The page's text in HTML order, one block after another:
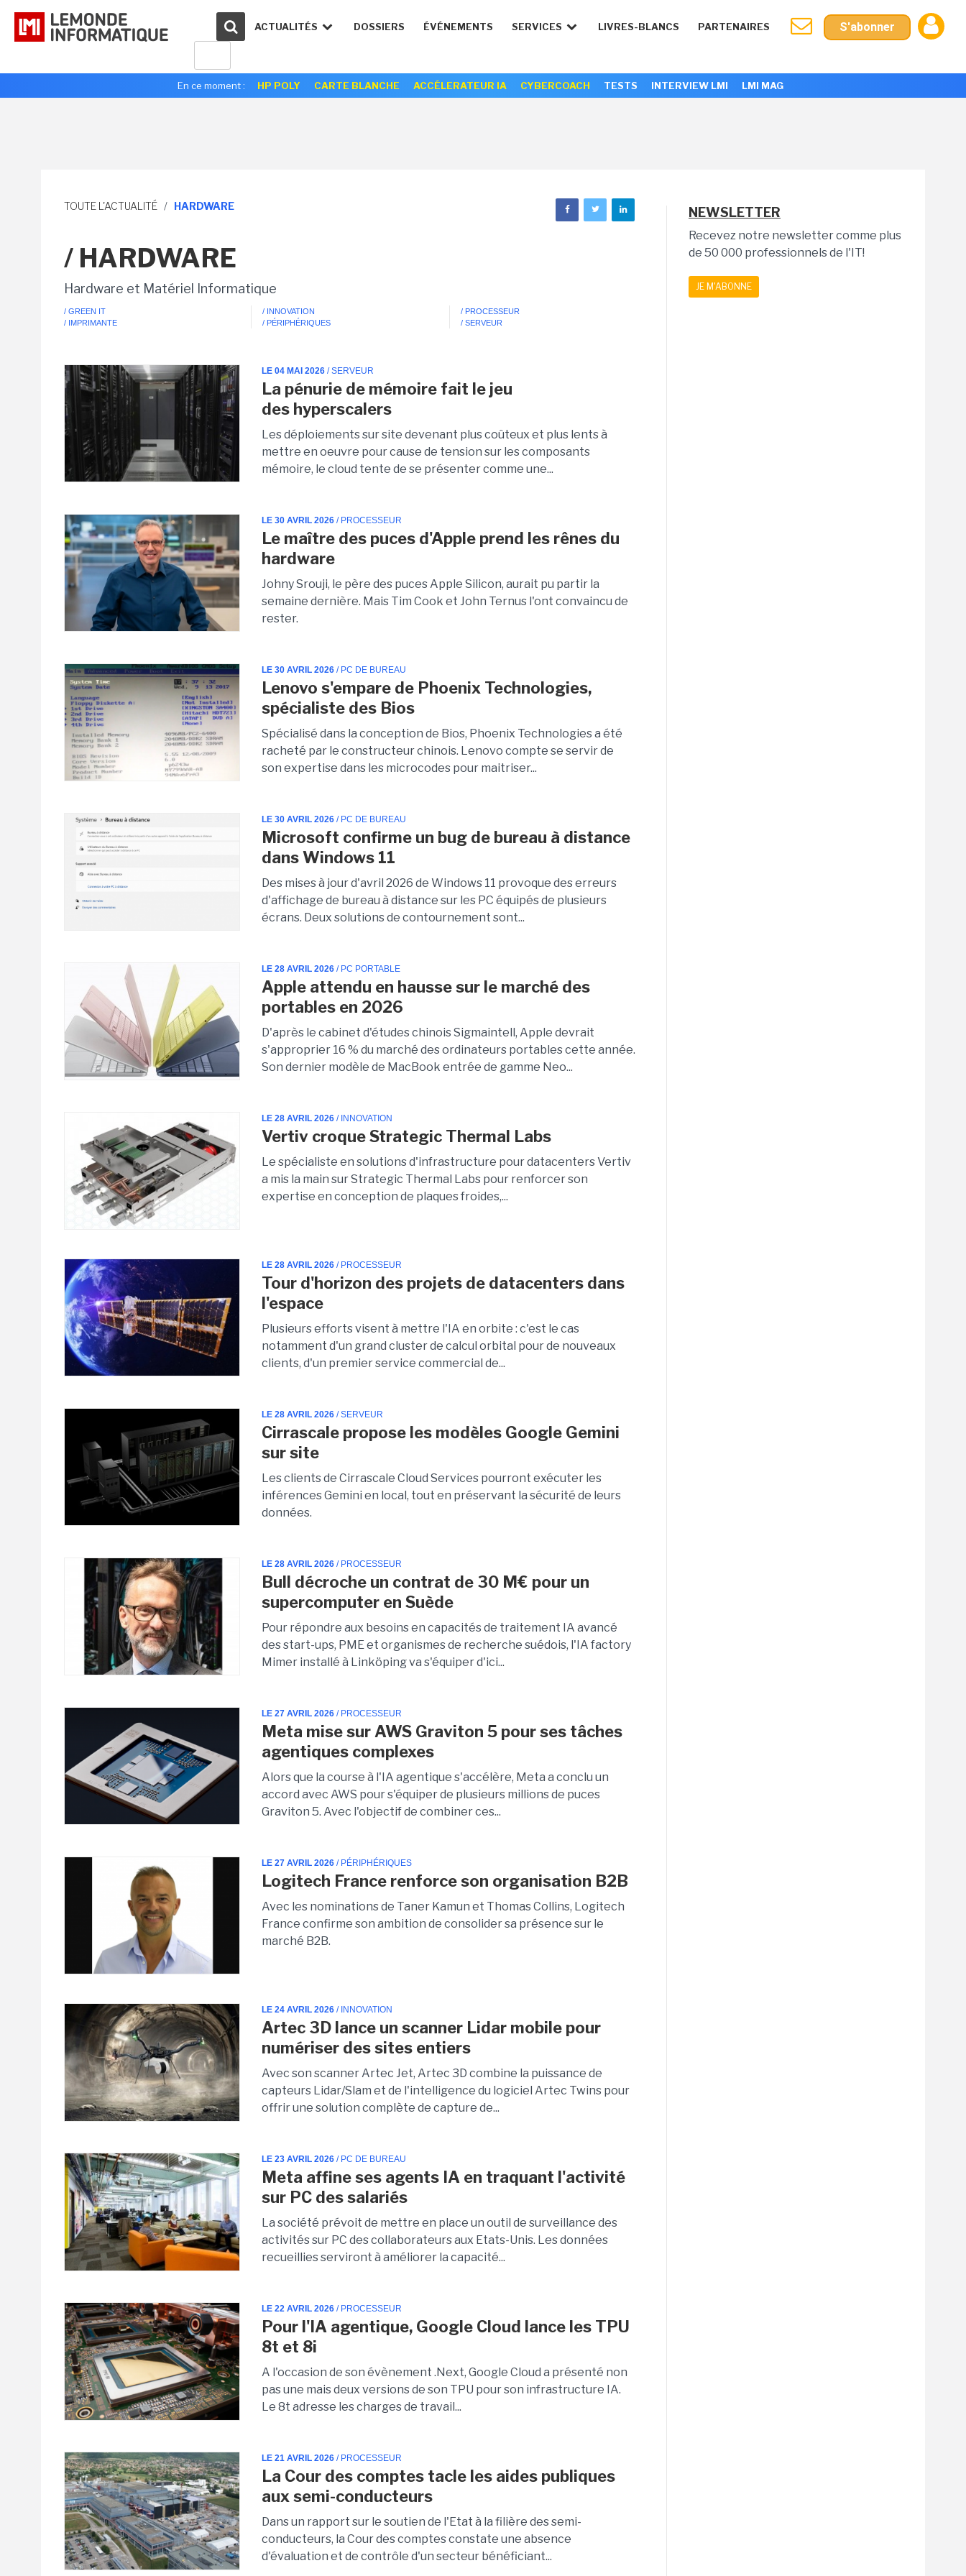
ACTUALITÉS DOSSIERS ÉVÉNEMENTS SERVICES LIVRES-BLANCS PARTENAIRES S'abonner
En ce moment : HP POLY CARTE BLANCHE ACCÉLERATEUR IA CYBERCOACH TESTS INTERVIEW LMI LMI MAG
TOUTE L'ACTUALITÉ / HARDWARE
/ HARDWARE
Hardware et Matériel Informatique
/ GREEN IT
/ IMPRIMANTE
/ INNOVATION
/ PÉRIPHÉRIQUES
/ PROCESSEUR
/ SERVEUR
LE 04 MAI 2026 / SERVEUR
La pénurie de mémoire fait le jeu
des hyperscalers
Les déploiements sur site devenant plus coûteux et plus lents à
mettre en oeuvre pour cause de tension sur les composants
mémoire, le cloud tente de se présenter comme une...
LE 30 AVRIL 2026 / PROCESSEUR
Le maître des puces d'Apple prend les rênes du
hardware
Johny Srouji, le père des puces Apple Silicon, aurait pu partir la
semaine dernière. Mais Tim Cook et John Ternus l'ont convaincu de
rester.
LE 30 AVRIL 2026 / PC DE BUREAU
Lenovo s'empare de Phoenix Technologies,
spécialiste des Bios
Spécialisé dans la conception de Bios, Phoenix Technologies a été
racheté par le constructeur chinois. Lenovo compte se servir de
son expertise dans les microcodes pour maitriser...
LE 30 AVRIL 2026 / PC DE BUREAU
Microsoft confirme un bug de bureau à distance
dans Windows 11
Des mises à jour d'avril 2026 de Windows 11 provoque des erreurs
d'affichage de bureau à distance sur les PC équipés de plusieurs
écrans. Deux solutions de contournement sont...
LE 28 AVRIL 2026 / PC PORTABLE
Apple attendu en hausse sur le marché des
portables en 2026
D'après le cabinet d'études chinois Sigmaintell, Apple devrait
s'approprier 16 % du marché des ordinateurs portables cette année.
Son dernier modèle de MacBook entrée de gamme Neo...
LE 28 AVRIL 2026 / INNOVATION
Vertiv croque Strategic Thermal Labs
Le spécialiste en solutions d'infrastructure pour datacenters Vertiv
a mis la main sur Strategic Thermal Labs pour renforcer son
expertise en conception de plaques froides,...
LE 28 AVRIL 2026 / PROCESSEUR
Tour d'horizon des projets de datacenters dans
l'espace
Plusieurs efforts visent à mettre l'IA en orbite : c'est le cas
notamment d'un grand cluster de calcul orbital pour de nouveaux
clients, d'un premier service commercial de...
LE 28 AVRIL 2026 / SERVEUR
Cirrascale propose les modèles Google Gemini
sur site
Les clients de Cirrascale Cloud Services pourront exécuter les
inférences Gemini en local, tout en préservant la sécurité de leurs
données.
LE 28 AVRIL 2026 / PROCESSEUR
Bull décroche un contrat de 30 M€ pour un
supercomputer en Suède
Pour répondre aux besoins en capacités de traitement IA avancé
des start-ups, PME et organismes de recherche suédois, l'IA factory
Mimer installé à Linköping va s'équiper d'ici...
LE 27 AVRIL 2026 / PROCESSEUR
Meta mise sur AWS Graviton 5 pour ses tâches
agentiques complexes
Alors que la course à l'IA agentique s'accélère, Meta a conclu un
accord avec AWS pour s'équiper de plusieurs millions de puces
Graviton 5. Avec l'objectif de combiner ces...
LE 27 AVRIL 2026 / PÉRIPHÉRIQUES
Logitech France renforce son organisation B2B
Avec les nominations de Taner Kamun et Thomas Collins, Logitech
France confirme son ambition de consolider sa présence sur le
marché B2B.
LE 24 AVRIL 2026 / INNOVATION
Artec 3D lance un scanner Lidar mobile pour
numériser des sites entiers
Avec son scanner Artec Jet, Artec 3D combine la puissance de
capteurs Lidar/Slam et de l'intelligence du logiciel Artec Twins pour
offrir une solution complète de capture de...
LE 23 AVRIL 2026 / PC DE BUREAU
Meta affine ses agents IA en traquant l'activité
sur PC des salariés
La société prévoit de mettre en place un outil de surveillance des
activités sur PC des collaborateurs aux Etats-Unis. Les données
recueillies serviront à améliorer la capacité...
LE 22 AVRIL 2026 / PROCESSEUR
Pour l'IA agentique, Google Cloud lance les TPU
8t et 8i
A l'occasion de son évènement .Next, Google Cloud a présenté non
pas une mais deux versions de son TPU pour son infrastructure IA.
Le 8t adresse les charges de travail...
LE 21 AVRIL 2026 / PROCESSEUR
La Cour des comptes tacle les aides publiques
aux semi-conducteurs
Dans un rapport sur le soutien de l'Etat à la filière des semi-
conducteurs, la Cour des comptes constate une absence
d'évaluation et de contrôle d'un secteur bénéficiant...
NEWSLETTER
Recevez notre newsletter comme plus
de 50 000 professionnels de l'IT!
JE M'ABONNE